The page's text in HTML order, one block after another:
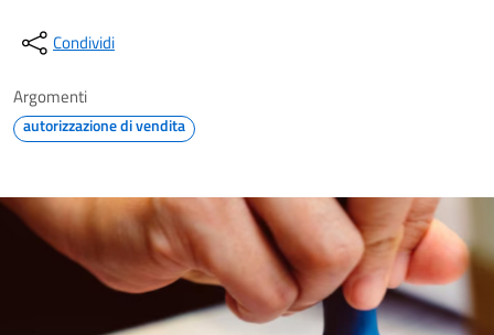
Condividi
Argomenti
autorizzazione di vendita